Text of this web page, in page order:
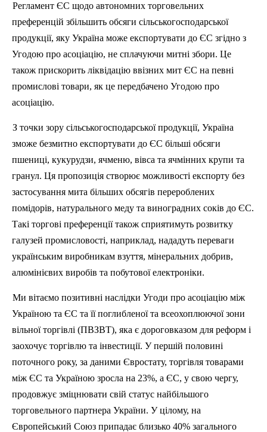
Регламент ЄС щодо автономних торговельних
преференцій збільшить обсяги сільськогосподарської
продукції, яку Україна може експортувати до ЄС згідно з
Угодою про асоціацію, не сплачуючи митні збори. Це
також прискорить ліквідацію ввізних мит ЄС на певні
промислові товари, як це передбачено Угодою про
асоціацію.
З точки зору сільськогосподарської продукції, Україна
зможе безмитно експортувати до ЄС більші обсяги
пшениці, кукурудзи, ячменю, вівса та ячмінних крупи та
гранул. Ця пропозиція створює можливості експорту без
застосування мита більших обсягів перероблених
помідорів, натурального меду та виноградних соків до ЄС.
Такі торгові преференції також сприятимуть розвитку
галузей промисловості, наприклад, нададуть переваги
українським виробникам взуття, мінеральних добрив,
алюмінієвих виробів та побутової електроніки.
Ми вітаємо позитивні наслідки Угоди про асоціацію між
Україною та ЄС та її поглибленої та всеохоплюючої зони
вільної торгівлі (ПВЗВТ), яка є дороговказом для реформ і
заохочує торгівлю та інвестиції. У першій половині
поточного року, за даними Євростату, торгівля товарами
між ЄС та Україною зросла на 23%, а ЄС, у свою чергу,
продовжує зміцнювати свій статус найбільшого
торговельного партнера України. У цілому, на
Європейський Союз припадає близько 40% загального